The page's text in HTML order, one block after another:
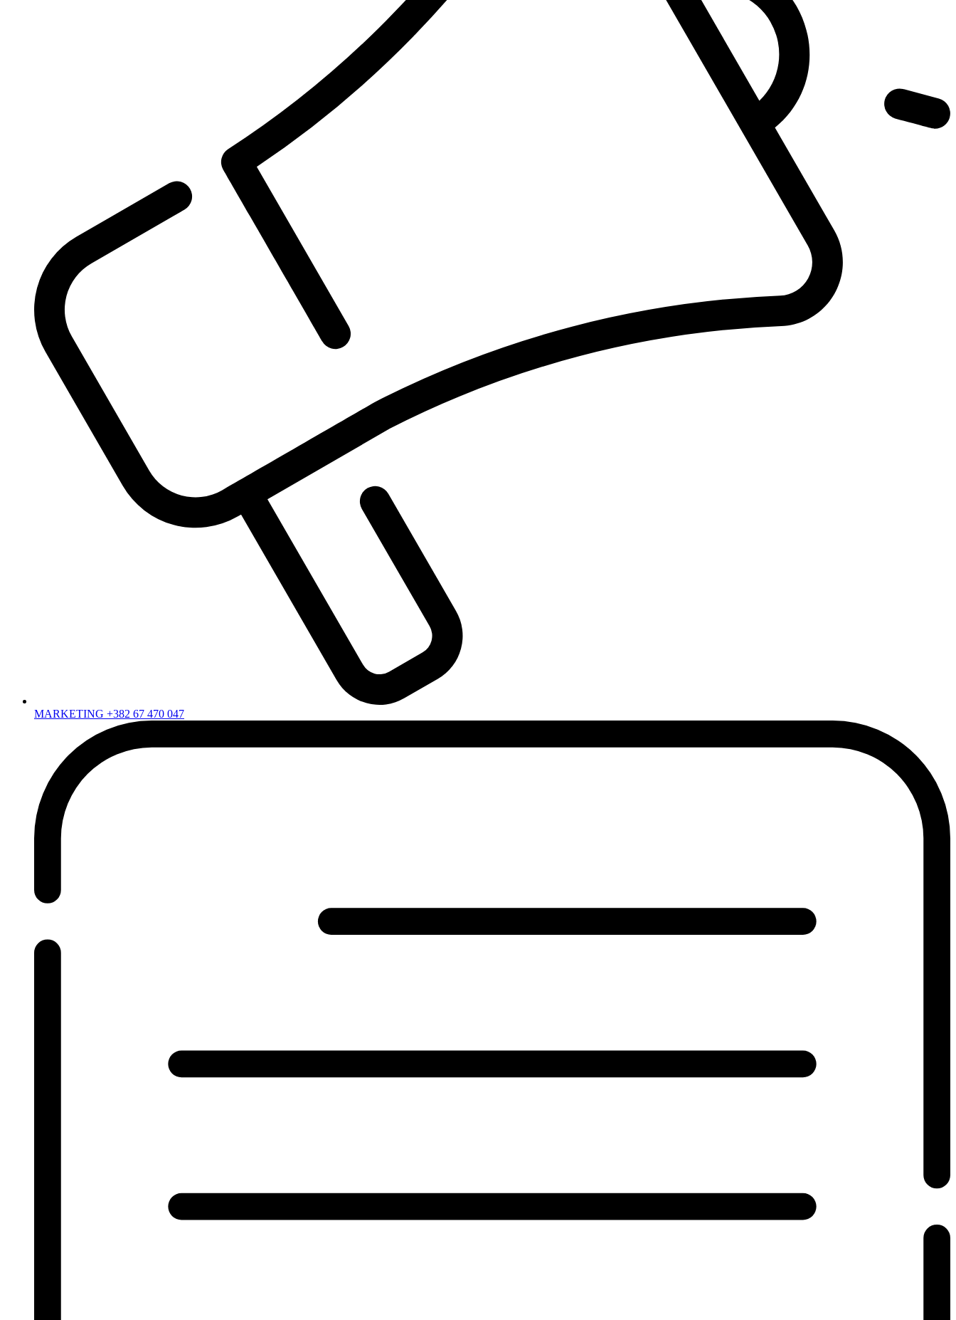
MARKETING +382 67 470 047